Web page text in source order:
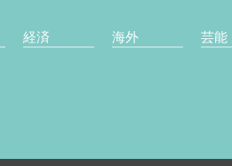
経済 海外 芸能